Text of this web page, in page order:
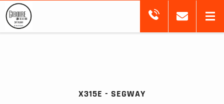
X315E - SEGWAY